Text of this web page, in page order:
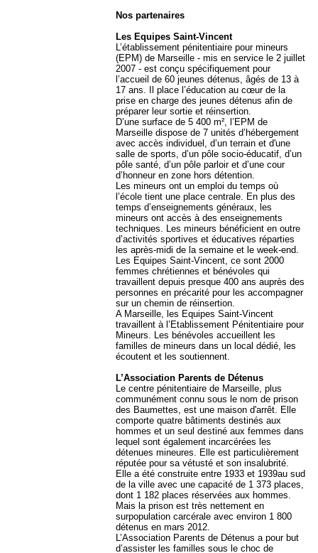
Nos partenaires
Les Equipes Saint-Vincent
L’établissement pénitentiaire pour mineurs
(EPM) de Marseille - mis en service le 2 juillet
2007 - est conçu spécifiquement pour
l’accueil de 60 jeunes détenus, âgés de 13 à
17 ans. Il place l’éducation au cœur de la
prise en charge des jeunes détenus afin de
préparer leur sortie et réinsertion.
D’une surface de 5 400 m², l’EPM de
Marseille dispose de 7 unités d’hébergement
avec accès individuel, d’un terrain et d'une
salle de sports, d’un pôle socio-éducatif, d’un
pôle santé, d’un pôle parloir et d’une cour
d’honneur en zone hors détention.
Les mineurs ont un emploi du temps où
l’école tient une place centrale. En plus des
temps d’enseignements généraux, les
mineurs ont accès à des enseignements
techniques. Les mineurs bénéficient en outre
d’activités sportives et éducatives réparties
les après-midi de la semaine et le week-end.
Les Equipes Saint-Vincent, ce sont 2000
femmes chrétiennes et bénévoles qui
travaillent depuis presque 400 ans auprès des
personnes en précarité pour les accompagner
sur un chemin de réinsertion.
A Marseille, les Equipes Saint-Vincent
travaillent à l’Etablissement Pénitentiaire pour
Mineurs. Les bénévoles accueillent les
familles de mineurs dans un local dédié, les
écoutent et les soutiennent.
L’Association Parents de Détenus
Le centre pénitentiaire de Marseille, plus
communément connu sous le nom de prison
des Baumettes, est une maison d'arrêt. Elle
comporte quatre bâtiments destinés aux
hommes et un seul destiné aux femmes dans
lequel sont également incarcérées les
détenues mineures. Elle est particulièrement
réputée pour sa vétusté et son insalubrité.
Elle a été construite entre 1933 et 1939au sud
de la ville avec une capacité de 1 373 places,
dont 1 182 places réservées aux hommes.
Mais la prison est très nettement en
surpopulation carcérale avec environ 1 800
détenus en mars 2012.
L’Association Parents de Détenus a pour but
d’assister les familles sous le choc de